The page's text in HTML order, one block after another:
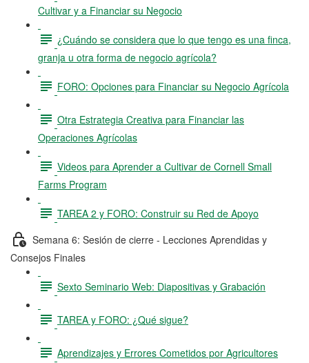
Cultivar y a Financiar su Negocio
¿Cuándo se considera que lo que tengo es una finca,
granja u otra forma de negocio agrícola?
FORO: Opciones para Financiar su Negocio Agrícola
Otra Estrategia Creativa para Financiar las
Operaciones Agrícolas
Videos para Aprender a Cultivar de Cornell Small
Farms Program
TAREA 2 y FORO: Construir su Red de Apoyo
Semana 6: Sesión de cierre - Lecciones Aprendidas y
Consejos Finales
Sexto Seminario Web: Diapositivas y Grabación
TAREA y FORO: ¿Qué sigue?
Aprendizajes y Errores Cometidos por Agricultores